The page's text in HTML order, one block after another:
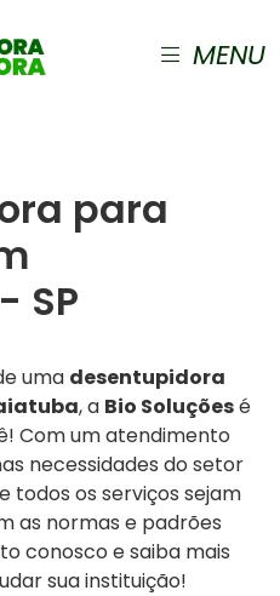
MENU
para
SP
uma desentupidora
, a Bio Soluçõesé
Com um atendimento
necessidades do setor
todos os serviços sejam
as normas e padrões
conosco e saiba mais
sua instituição!